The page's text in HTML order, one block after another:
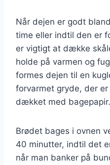
Når dejen er godt
time eller indtil den er
er vigtigt at dække
holde på varmen og
formes dejen til en
forvarmet gryde, der
dækket med bagepapir.
Brødet bages i ovnen
40 minutter, indtil det
når man banker på